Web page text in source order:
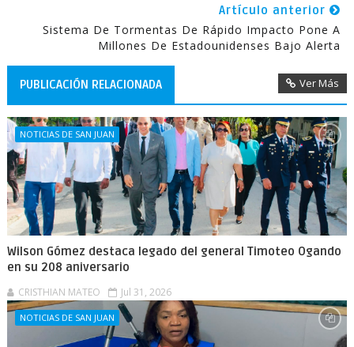
Artículo anterior
Sistema De Tormentas De Rápido Impacto Pone A
Millones De Estadounidenses Bajo Alerta
PUBLICACIÓN RELACIONADA Ver Más
NOTICIAS DE SAN JUAN
Wilson Gómez destaca legado del general Timoteo Ogando
en su 208 aniversario
CRISTHIAN MATEO Jul 31, 2026
NOTICIAS DE SAN JUAN